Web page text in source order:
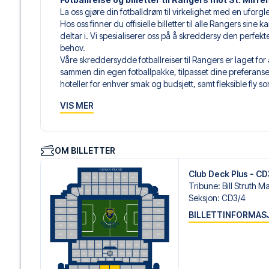
La oss gjøre din fotballdrøm til virkelighet med en
Hos oss finner du offisielle billetter til alle Rangers sine
deltar i. Vi spesialiserer oss på å skreddersy den
behov.
Våre skreddersydde fotballreiser til Rangers er laget
sammen din egen fotballpakke, tilpasset dine
hoteller for enhver smak og budsjett, samt fleksible fly
hospitality-billett. En hospitality-billett gir deg mer enn
dine reisedokumenter.
luksuriøse 5-stjerners hoteller til sjarmerende
reisende. Vi tar hensyn til beliggenhet, komfort og
best. Foretrekker du et spesifikt hotell vi ikke tilbyr, så
Vi tilbyr fotballpakker til Rangers både med og uten fly,
Velger du en av våre komplette pakker med fly, mottar
flydetaljer sammen med reisedokumentene dine – slik
fotballopplevelsen.
Trygg booking og personlig service
Din sikkerhet og opplevelse er vår høyeste prioritet. Vi
personlig service både før og under reisen. Vi er
VIS MER
OM BILLETTER
Club Deck Plus -
Tribune: Bill Struth
Seksjon: CD3/​4